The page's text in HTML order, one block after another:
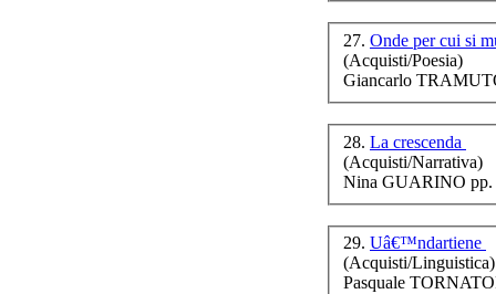
27. Onde per cui si
(Acquisti/Poesia)
Giancarlo
28. La crescenda
(Acquisti/Narrativa)
Nina GUARINO pp.
29. Uâ€™ndartiene
(Acquisti/Linguistica)
Pasquale